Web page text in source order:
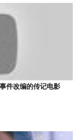
件改编的传记电影